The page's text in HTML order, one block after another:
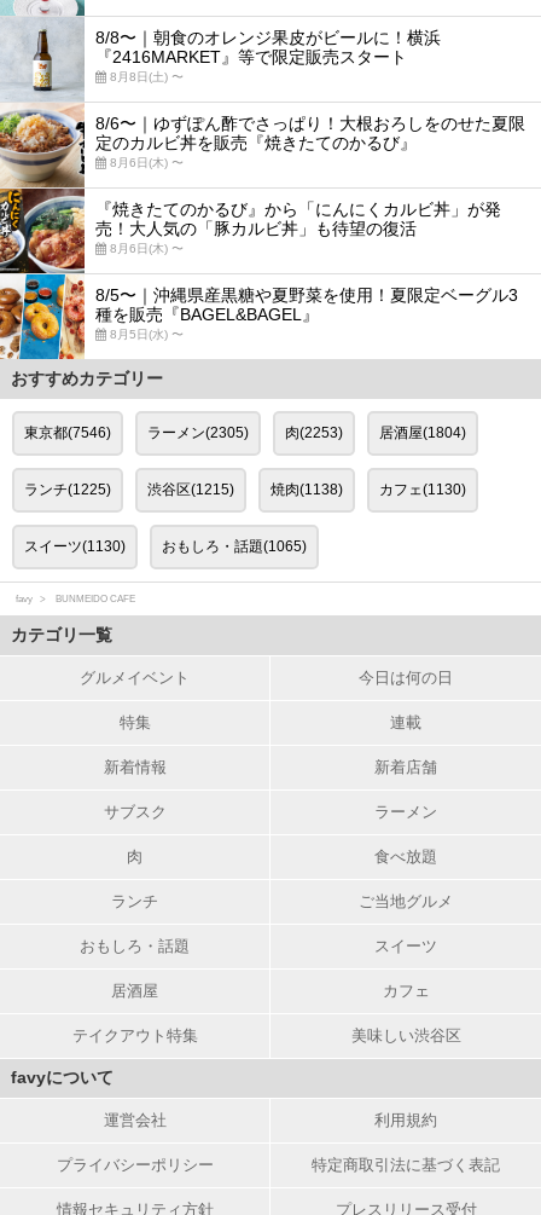
8/8〜｜朝食のオレンジ果皮がビールに！横浜
『2416MARKET』等で限定販売スタート
8月8日(土) 〜
8/6〜｜ゆずぽん酢でさっぱり！大根おろしをのせた夏限
定のカルビ丼を販売『焼きたてのかるび』
8月6日(木) 〜
『焼きたてのかるび』から「にんにくカルビ丼」が発
売！大人気の「豚カルビ丼」も待望の復活
8月6日(木) 〜
8/5〜｜沖縄県産黒糖や夏野菜を使用！夏限定ベーグル3
種を販売『BAGEL&BAGEL』
8月5日(水) 〜
おすすめカテゴリー
東京都(7546) ラーメン(2305) 肉(2253) 居酒屋(1804)
ランチ(1225) 渋谷区(1215) 焼肉(1138) カフェ(1130)
スイーツ(1130) おもしろ・話題(1065)
favy BUNMEIDO CAFE
カテゴリ一覧
グルメイベント 今日は何の日
特集 連載
新着情報 新着店舗
サブスク ラーメン
肉 食べ放題
ランチ ご当地グルメ
おもしろ・話題 スイーツ
居酒屋 カフェ
テイクアウト特集 美味しい渋谷区
favyについて
運営会社 利用規約
プライバシーポリシー 特定商取引法に基づく表記
情報セキュリティ方針 プレスリリース受付